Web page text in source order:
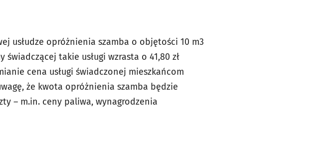
usłudze opróżnienia szamba o objętości 10 m3
takie usługi wzrasta o 41,80 zł
cena usługi świadczonej mieszkańcom
że kwota opróżnienia szamba będzie
– m.in. ceny paliwa, wynagrodzenia